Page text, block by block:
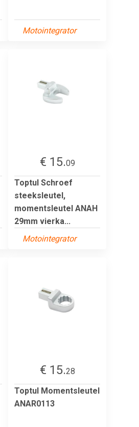
Motointegrator
€ 15.09
Toptul Schroef
steeksleutel,
momentsleutel ANAH
29mm vierka...
Motointegrator
€ 15.28
Toptul Momentsleutel
ANAR0113